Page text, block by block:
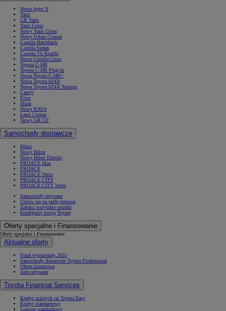
Nowe Aygo X
Yaris
GR Yaris
Yaris Cross
Nowy Yaris Cross
Nowy Urban Cruiser
Corolla Hatchback
Corolla Sedan
Corolla TS Kombi
Nowa Corolla Cross
Toyota C-HR
Toyota C-HR Plug-in
Nowa Toyota C-HR+
Nowa Toyota bZ4X
Nowa Toyota bZ4X Touring
Camry
Prius
Mirai
Nowy RAV4
Land Cruiser
Nowy GR GT
Samochody dostawcze
Hilux
Nowy Hilux
Nowy Hilux Electric
PROACE Max
PROACE
PROACE Verso
PROACE CITY
PROACE CITY Verso
Samochody używane
Umów się na jazdę testową
Zobacz wszystkie cenniki
Konfiguruj swoją Toyotę
Oferty specjalne i Finansowanie
Oferty specjalne i Finansowanie
Aktualne oferty
Finał wyprzedaży 2025
Samochody dostawcze Toyota Professional
Oferta biznesowa
Auta używane
Toyota Financial Services
Kredyt niższych rat Toyota Easy
Kredyt standardowy
Leasing standardowy